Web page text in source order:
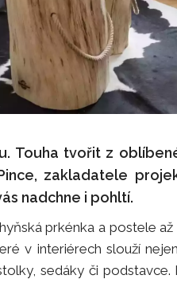
Touha tvořit z
zakladatele
nadchne i pohltí.
prkénka a postele
v interiérech slouží
sedáky či